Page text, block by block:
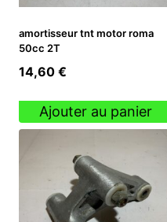
amortisseur tnt motor roma
50cc 2T
14,60 €
Ajouter au panier